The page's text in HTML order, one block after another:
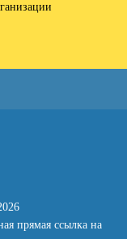
прямая ссылка на